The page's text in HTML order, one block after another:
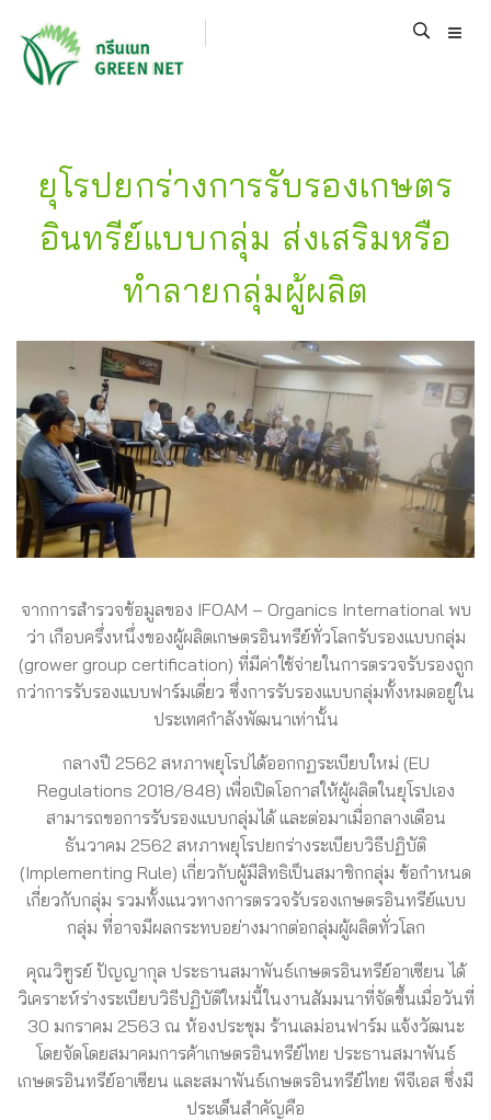
ยุโรปยกร่างการรับรองเกษตร
อินทรีย์แบบกลุ่ม ส่งเสริมหรือ
ทำลายกลุ่มผู้ผลิต
จากการสำรวจข้อมูลของ IFOAM – Organics International พบ
ว่า เกือบครึ่งหนึ่ง​ของผู้ผลิต​เกษตรอินทรีย์ทั่วโลกรับรองแบบกลุ่ม
(grower group certification) ที่มีค่าใช้จ่ายในการตรวจรับรองถูก
กว่าการรับรองแบบฟาร์มเดี่ยว ซึ่งการรับรองแบบกลุ่มทั้งหมด​อยู่ใน
ประเทศกำลังพัฒนาเท่านั้น
กลางปี 2562 สหภาพยุโรปได้ออกกฏระเบียบใหม่ (EU
Regulations 2018/848) เพื่อเปิดโอกาสให้ผู้ผลิตในยุโรปเอง
สามารถขอการรับรองแบบกลุ่มได้ และต่อมาเมื่อกลางเดือน
ธันวาคม 2562 สหภาพยุโรปยกร่างระเบียบวิธีปฏิบัติ
(Implementing Rule)​ เกี่ยวกับผู้มีสิทธิเป็นสมาชิกกลุ่ม ข้อกำหนด
เกี่ยวกับกลุ่ม รวมทั้งแนวทางการตรวจรับรองเกษตรอินทรีย์แบบ
กลุ่ม ที่อาจมีผลกระทบอย่างมากต่อกลุ่มผู้ผลิตทั่วโลก
คุณวิฑูรย์​ ปัญญา​กุล ประธานสมาพันธ์เกษตรอินทรีย์​อาเซียน ได้
วิเคราะห์ร่างระเบียบวิธี​ปฏิบัติ​ใหม่นี้ในงานสัมมนาที่จัดขึ้นเมื่อวันที่
30 มกราคม 2563 ณ ห้องประชุม ร้านเลม่อนฟาร์ม แจ้งวัฒนะ
โดยจัดโดยสมาคมการค้า​เกษตร​อินทรีย์​ไทย ประธานสมาพันธ์
เกษตรอินทรีย์​อาเซียน และสมาพันธ์เกษตร​อินทรีย์​ไทย​ พีจีเอส ซึ่งมี
ประเด็นสำคัญคือ